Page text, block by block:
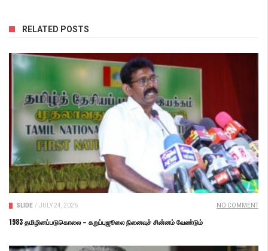
RELATED POSTS
SLIDE / JULY 24, 2026 NO COMMENT
1983 தமிழினப்படுகொலை – கறுப்புஜூலை நினைவுச் சின்னம் வேண்டும்